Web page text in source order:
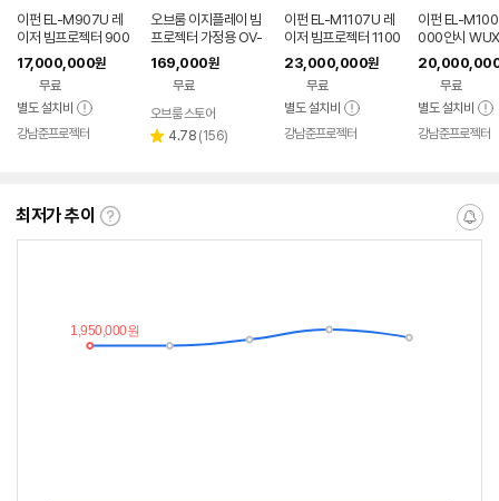
이펀 EL-M907U 레
이저 빔프로젝터 900
0안시 풀HD WUXG
A 강당용
17,000,000원
무료
별도 설치비
강남준프로젝터
오브룸 이지플레이 빔
프로젝터 가정용 OV-
BP13
169,000원
무료
오브룸 스토어
별 4.78 리
(156)
이펀 EL-M1107U 레
이저 빔프로젝터 1100
0안시 풀HD WUXG
A 강당용 고안시
23,000,000원
무료
별도 설치비
강남준프로젝터
이펀 EL-
000안시
이저 빔프로젝
무료
별도 설치비
강남준프로젝터
최저가 추이
최
란?
알